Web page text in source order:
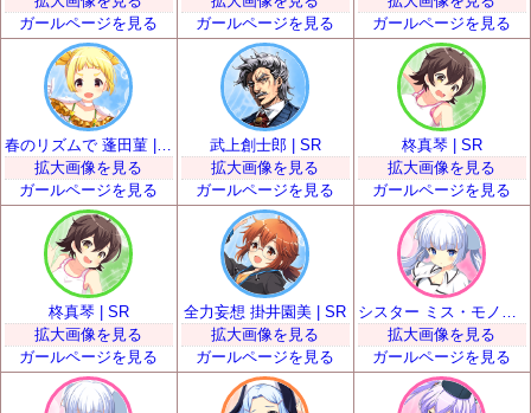
ガールページを見る
ガールページを見る
ガールページを見る
拡大画像を見る
ガールページを見る
武上創士郎 | SR
拡大画像を見る
ガールページを見る
柊真琴 | SR
拡大画像を見る
ガールページを見る
柊真琴 | SR
拡大画像を見る
ガールページを見る
全力妄想 掛井園美 | SR
拡大画像を見る
ガールページを見る
拡大画像を見る
ガールページを見る